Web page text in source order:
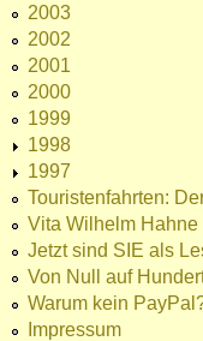
2003
2002
2001
2000
1999
1998
1997
Touristenfahrten:
Vita Wilhelm Hahne
Jetzt sind SIE als
Von Null auf
Warum kein
Impressum